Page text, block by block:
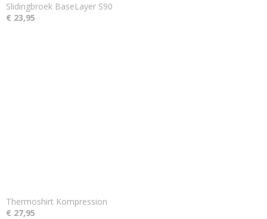
Slidingbroek BaseLayer S90
€ 23,95
Thermoshirt Kompression
€ 27,95